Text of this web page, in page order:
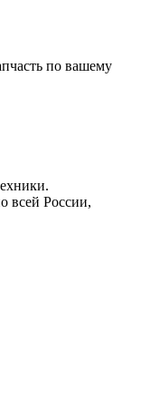
по вашему
всей России,